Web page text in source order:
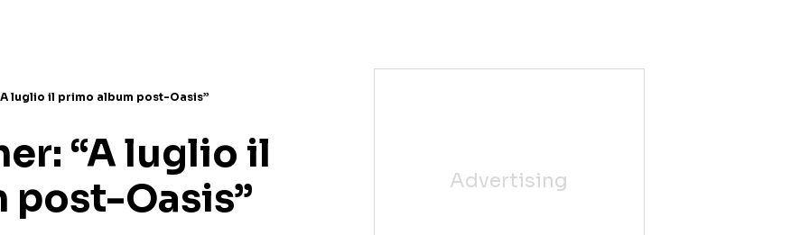
luglio il primo album post-Oasis”
“A luglio il
post-Oasis”